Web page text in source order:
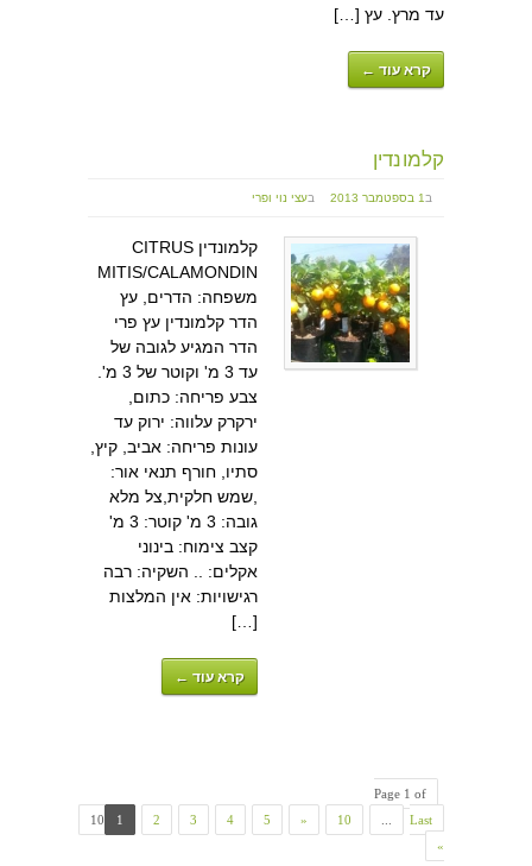
עד מרץ. עץ […]
קרא עוד ←
קלמונדין
ב1 בספטמבר 2013 בעצי נוי ופרי
קלמונדין CITRUS
MITIS/CALAMONDIN
משפחה: הדרים, עץ
הדר קלמונדין עץ פרי
הדר המגיע לגובה של
עד 3 מ' וקוטר של 3 מ'.
צבע פריחה: כתום,
ירקרק עלווה: ירוק עד
עונות פריחה: אביב, קיץ,
סתיו, חורף תנאי אור:
,שמש חלקית,צל מלא
גובה: 3 מ' קוטר: 3 מ'
קצב צימוח: בינוני
אקלים: .. השקיה: רבה
רגישויות: אין המלצות
[…]
קרא עוד ←
Page 1 of
10
1 2 3 4 5 » 10
Last
»